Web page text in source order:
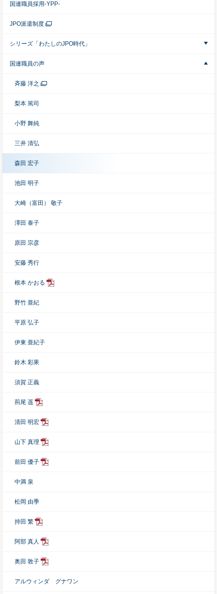
国連職員採用-YPP-
JPO派遣制度
シリーズ「わたしのJPO時代」
国連職員の声
斉藤 洋之
梨本 篤司
小野 舞純
三井 清弘
森田 宏子
池田 明子
大崎（富田） 敬子
澤田 泰子
原田 宗彦
安藤 秀行
根本 かおる
野竹 亜紀
平原 弘子
伊東 亜紀子
鈴木 彩果
須賀 正義
荊尾 遥
清田 明宏
山下 真理
前田 優子
中満 泉
松岡 由季
持田 繁
阿部 真人
奥田 敦子
アルウィンダ グナワン